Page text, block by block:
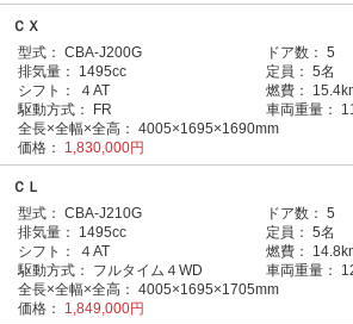
ＣＸ
型式： CBA-J200G ドア数： 5
排気量：
1495cc 定員： 5名
シフト：
４AT 燃費：
駆動方式：
FR 車両重量：
全長×全幅×全高： 4005×1695×1690mm
価格：
1,830,000円
ＣＬ
型式： CBA-J210G ドア数： 5
排気量：
1495cc 定員： 5名
シフト：
４AT 燃費：
駆動方式：
フルタイム４WD 車両重量：
全長×全幅×全高： 4005×1695×1705mm
価格：
1,849,000円